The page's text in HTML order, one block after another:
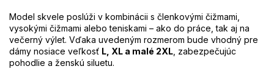
Model skvele poslúži v kombinácii s členkovými čižmami,
vysokými čižmami alebo teniskami – ako do práce, tak aj na
večerný výlet. Vďaka uvedeným rozmerom bude vhodný pre
dámy nosiace veľkosť L, XL a malé 2XL , zabezpečujúc
pohodlie a ženskú siluetu.